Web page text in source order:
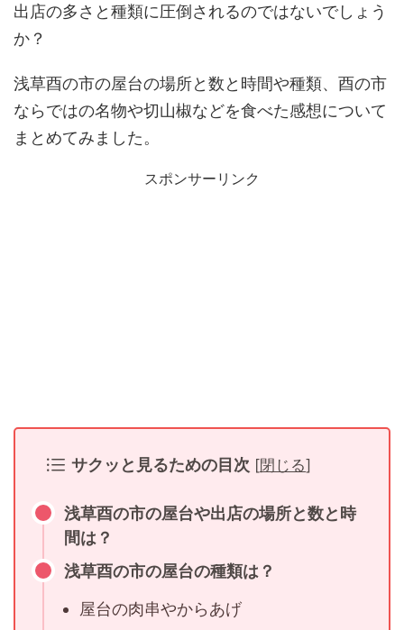
出店の多さと種類に圧倒されるのではないでしょう
か？
浅草酉の市の屋台の場所と数と時間や種類、酉の市
ならではの名物や切山椒などを食べた感想について
まとめてみました。
スポンサーリンク
サクッと見るための目次 [閉じる]
浅草酉の市の屋台や出店の場所と数と時
間は？
浅草酉の市の屋台の種類は？
屋台の肉串やからあげ